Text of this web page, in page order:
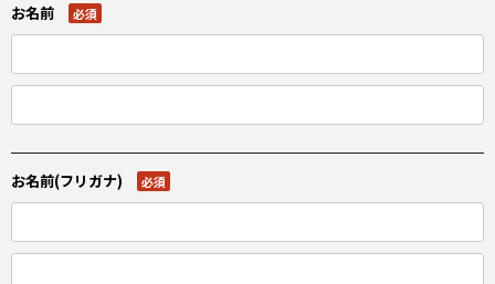
お名前 必須
お名前(フリガナ) 必須